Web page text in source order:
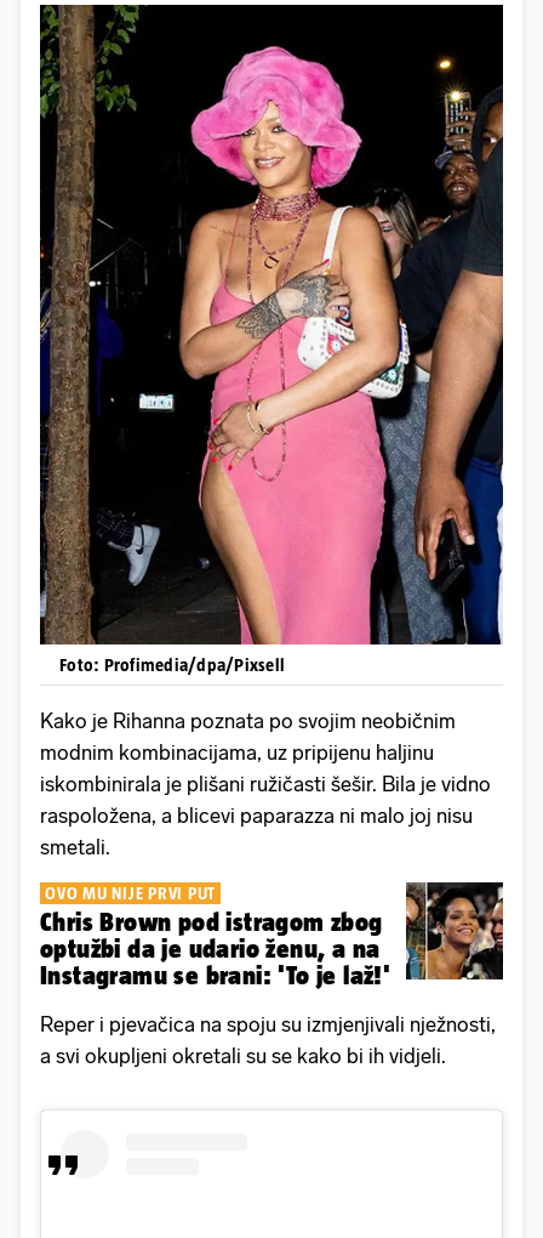
Foto: Profimedia/dpa/Pixsell
Kako je Rihanna poznata po svojim neobičnim
modnim kombinacijama, uz pripijenu haljinu
iskombinirala je plišani ružičasti šešir. Bila je vidno
raspoložena, a blicevi paparazza ni malo joj nisu
smetali.
OVO MU NIJE PRVI PUT
Chris Brown pod istragom zbog
optužbi da je udario ženu, a na
Instagramu se brani: 'To je laž!'
Reper i pjevačica na spoju su izmjenjivali nježnosti,
a svi okupljeni okretali su se kako bi ih vidjeli.